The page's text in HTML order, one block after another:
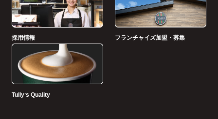
採用情報 フランチャイズ加盟・募集
Tullyʼs Quality